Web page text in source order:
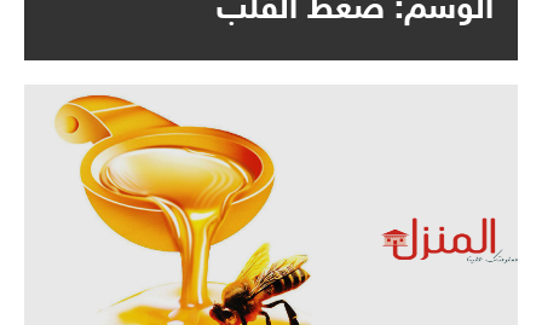
الوسم: ضغط القلب